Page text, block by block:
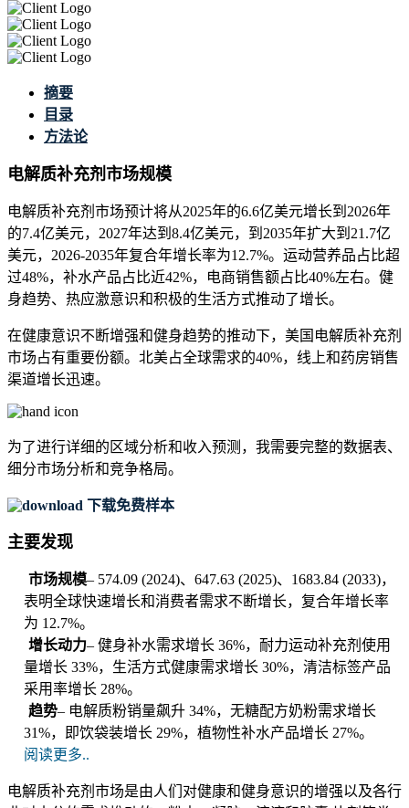
摘要
目录
方法论
电解质补充剂市场规模
电解质补充剂市场预计将从2025年的6.6亿美元增长到2026年
的7.4亿美元，2027年达到8.4亿美元，到2035年扩大到21.7亿
美元，2026-2035年复合年增长率为12.7%。运动营养品占比超
过48%，补水产品占比近42%，电商销售额占比40%左右。健
身趋势、热应激意识和积极的生活方式推动了增长。
在健康意识不断增强和健身趋势的推动下，美国电解质补充剂
市场占有重要份额。北美占全球需求的40%，线上和药房销售
渠道增长迅速。
为了进行详细的区域分析和收入预测，我需要完整的数据表、
细分市场分析和竞争格局。
下载免费样本
主要发现
市场规模– 574.09 (2024)、647.63 (2025)、1683.84 (2033)，
表明全球快速增长和消费者需求不断增长，复合年增长率
为 12.7%。
增长动力– 健身补水需求增长 36%，耐力运动补充剂使用
量增长 33%，生活方式健康需求增长 30%，清洁标签产品
采用率增长 28%。
趋势– 电解质粉销量飙升 34%，无糖配方奶粉需求增长
31%，即饮袋装增长 29%，植物性补水产品增长 27%。
阅读更多..
电解质补充剂市场是由人们对健康和健身意识的增强以及各行